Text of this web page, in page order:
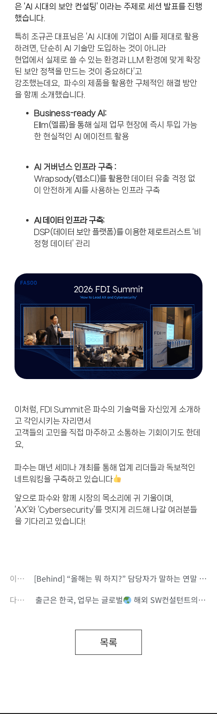
은 ‘AI 시대의 보안 컨설팅’ 이라는 주제로 세션 발표를 진행
했습니다.
특히 조규곤 대표님은 ‘AI 시대에 기업이 AI를 제대로 활용
하려면, 단순히 AI 기술만 도입하는 것이 아니라
현업에서 실제로 쓸 수 있는 환경과 LLM 환경에 맞게 확장
된 보안 정책을 만드는 것이 중요하다’고
강조했는데요, 파수의 제품을 활용한 구체적인 해결 방안
을 함께 소개했습니다.
Business-ready AI:
Ellm(엘름)을 통해 실제 업무 현장에 즉시 투입 가능
한 현실적인 AI 에이전트 활용
AI 거버넌스 인프라 구축 :
Wrapsody(랩소디)를 활용한 데이터 유출 걱정 없
이 안전하게 AI를 사용하는 인프라 구축
AI 데이터 인프라 구축:
DSP(데이터 보안 플랫폼)를 이용한 제로트러스트 ‘비
정형 데이터’ 관리
이처럼, FDI Summit은 파수의 기술력을 자신있게 소개하
고 각인시키는 자리면서
고객들의 고민을 직접 마주하고 소통하는 기회이기도 한데
요,
파수는 매년 세미나 개최를 통해 업계 리더들과 독보적인
네트워킹을 구축하고 있습니다
앞으로 파수와 함께 시장의 목소리에 귀 기울이며,
‘AX’와 ‘Cybersecurity’를 멋지게 리드해 나갈 여러분들
을 기다리고 있습니다!
이전글
[Behind] “올해는 뭐 하지?” 담당자가 말하는 연말 이벤트
다음글
출근은 한국, 업무는 글로벌 해외 SW컨설턴트의 하루
목록